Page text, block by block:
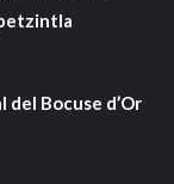
del Bocuse d’Or